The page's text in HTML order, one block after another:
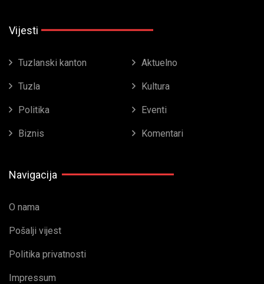
Vijesti
Tuzlanski kanton Aktuelno
Tuzla Kultura
Politika Eventi
Biznis Komentari
Navigacija
O nama
Pošalji vijest
Politika privatnosti
Impressum